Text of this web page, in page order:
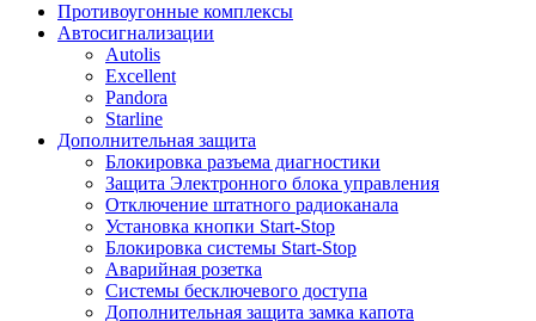
Противоугонные комплексы
Автосигнализации
Autolis
Excellent
Pandora
Starline
Дополнительная защита
Блокировка разъема диагностики
Защита Электронного блока управления
Отключение штатного радиоканала
Установка кнопки Start-Stop
Блокировка системы Start-Stop
Аварийная розетка
Системы бесключевого доступа
Дополнительная защита замка капота